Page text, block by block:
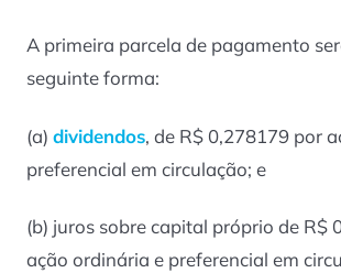
A primeira parcela de pagamento
seguinte forma:
(a) dividendos, de R$ 0,278179 por
preferencial em circulação; e
(b) juros sobre capital próprio de R$
ação ordinária e preferencial em